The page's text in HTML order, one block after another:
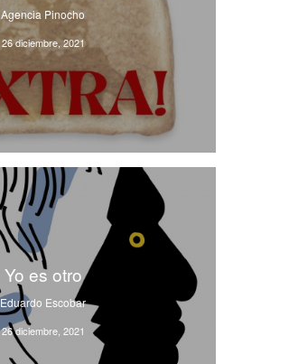
Agencia Pinocho
26 diciembre, 2021
Yo es otro
Eduardo Escobar
26 diciembre, 2021